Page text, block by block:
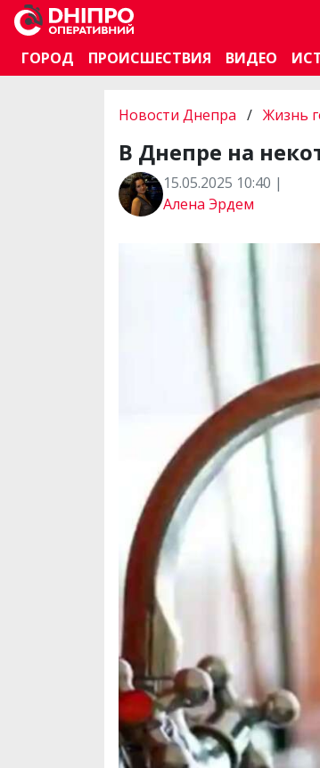
ГОРОД
ПРОИСШЕСТВИЯ ВИДЕО
Новости Днепра / Жизнь
В Днепре на
15.05.2025 10:40 |
Алена Эрдем